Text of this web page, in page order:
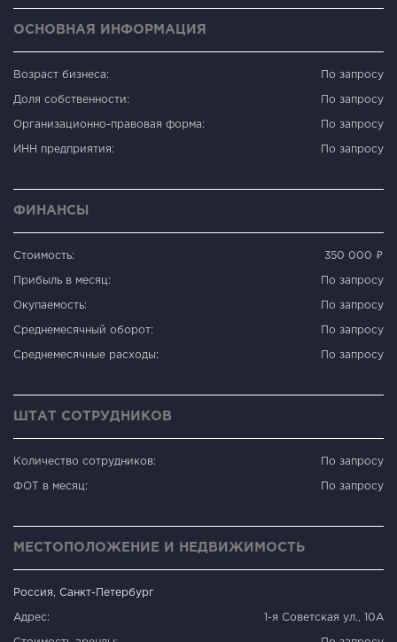
ОСНОВНАЯ ИНФОРМАЦИЯ
Возраст бизнеса: По запросу
Доля собственности: По запросу
Организационно-правовая форма: По запросу
ИНН предприятия: По запросу
ФИНАНСЫ
Стоимость: 350 000 ₽
Прибыль в месяц: По запросу
Окупаемость: По запросу
Среднемесячный оборот: По запросу
Среднемесячные расходы: По запросу
ШТАТ СОТРУДНИКОВ
Количество сотрудников: По запросу
ФОТ в месяц: По запросу
МЕСТОПОЛОЖЕНИЕ И НЕДВИЖИМОСТЬ
Россия, Санкт-Петербург
Адрес: 1-я Советская ул., 10А